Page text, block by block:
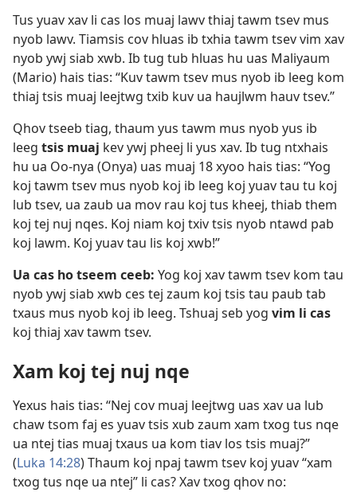
Tus yuav xav li cas los muaj lawv thiaj tawm tsev mus
nyob lawv. Tiamsis cov hluas ib txhia tawm tsev vim xav
nyob ywj siab xwb. Ib tug tub hluas hu uas Maliyaum
(Mario) hais tias: “Kuv tawm tsev mus nyob ib leeg kom
thiaj tsis muaj leejtwg txib kuv ua haujlwm hauv tsev.”
Qhov tseeb tiag, thaum yus tawm mus nyob yus ib
leeg tsis muaj kev ywj pheej li yus xav. Ib tug ntxhais
hu ua Oo-nya (Onya) uas muaj 18 xyoo hais tias: “Yog
koj tawm tsev mus nyob koj ib leeg koj yuav tau tu koj
lub tsev, ua zaub ua mov rau koj tus kheej, thiab them
koj tej nuj nqes. Koj niam koj txiv tsis nyob ntawd pab
koj lawm. Koj yuav tau lis koj xwb!”
Ua cas ho tseem ceeb: Yog koj xav tawm tsev kom tau
nyob ywj siab xwb ces tej zaum koj tsis tau paub tab
txaus mus nyob koj ib leeg. Tshuaj seb yog vim li cas
koj thiaj xav tawm tsev.
Xam koj tej nuj nqe
Yexus hais tias: “Nej cov muaj leejtwg uas xav ua lub
chaw tsom faj es yuav tsis xub zaum xam txog tus nqe
ua ntej tias muaj txaus ua kom tiav los tsis muaj?”
(Luka 14:28) Thaum koj npaj tawm tsev koj yuav “xam
txog tus nqe ua ntej” li cas? Xav txog qhov no: